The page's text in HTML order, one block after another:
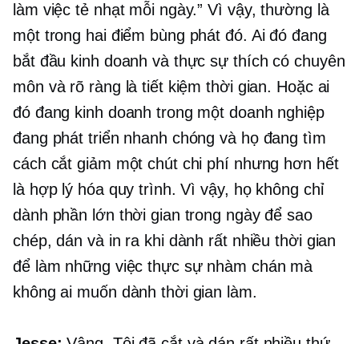
làm việc tẻ nhạt mỗi ngày.” Vì vậy, thường là
một trong hai điểm bùng phát đó. Ai đó đang
bắt đầu kinh doanh và thực sự thích có chuyên
môn và rõ ràng là tiết kiệm thời gian. Hoặc ai
đó đang kinh doanh trong một doanh nghiệp
đang phát triển nhanh chóng và họ đang tìm
cách cắt giảm một chút chi phí nhưng hơn hết
là hợp lý hóa quy trình. Vì vậy, họ không chỉ
dành phần lớn thời gian trong ngày để sao
chép, dán và in ra khi dành rất nhiều thời gian
để làm những việc thực sự nhàm chán mà
không ai muốn dành thời gian làm.